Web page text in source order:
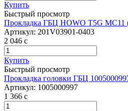
Купить
Быстрый просмотр
Прокладка ГБЦ HOWO T5G MC11
Артикул: 201V03901-0403
2 046 c
Купить
Быстрый просмотр
Прокладка головки ГБЦ
Артикул: 1005000997
1 366 c